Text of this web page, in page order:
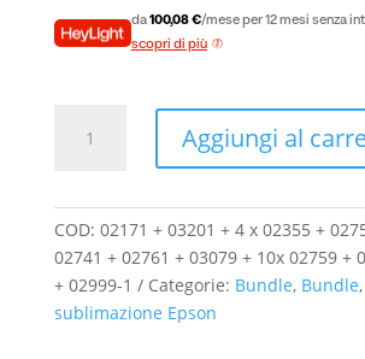
era:
€1,292.00.
è:
da100,08 €/mese per 12 mesi senza
scopri di più
completo,
Epson
SC-
F100
con
Aggiungi al
COD: 02171 + 03201 + 4 x 02355 +
02741 + 02761 + 03079 + 10x 02759 +
+ 02999-1
Categorie: Bundle, Bundle,
sublimazione Epson